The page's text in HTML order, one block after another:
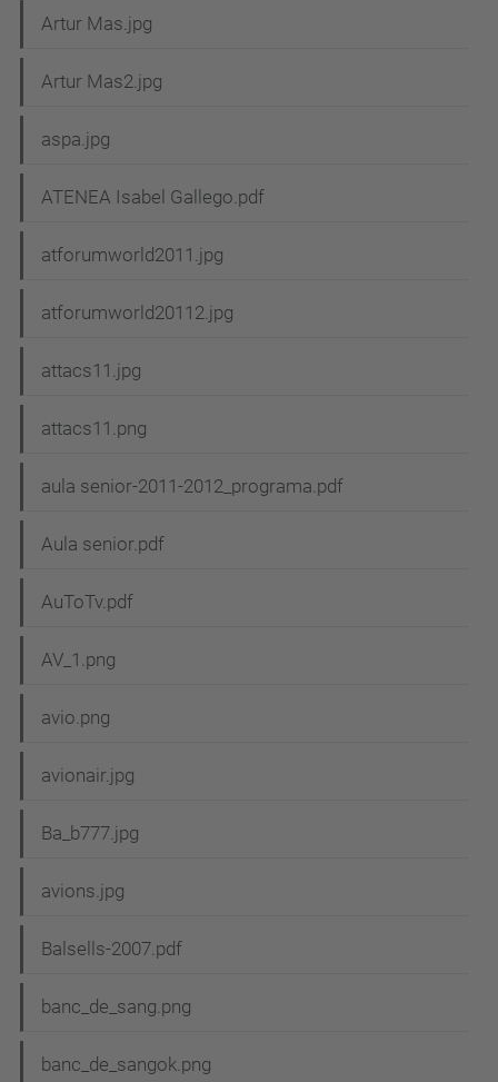
Artur Mas.jpg
Artur Mas2.jpg
aspa.jpg
ATENEA Isabel Gallego.pdf
atforumworld2011.jpg
atforumworld20112.jpg
attacs11.jpg
attacs11.png
aula senior-2011-2012_programa.pdf
Aula senior.pdf
AuToTv.pdf
AV_1.png
avio.png
avionair.jpg
Ba_b777.jpg
avions.jpg
Balsells-2007.pdf
banc_de_sang.png
banc_de_sangok.png